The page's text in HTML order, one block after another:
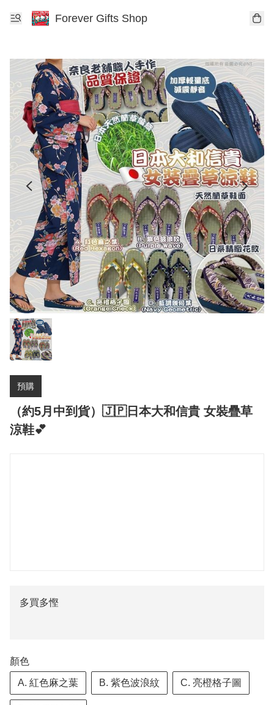
Forever Gifts Shop
預購
（約5月中到貨）🇯🇵日本大和信貴 女裝疊草
涼鞋💕
多買多慳
顏色
A. 紅色麻之葉 B. 紫色波浪紋 C. 亮橙格子圖